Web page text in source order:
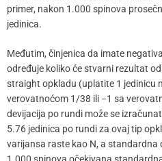
primer, nakon 1.000 spinova
jedinica.
Međutim, činjenica da imate
određuje koliko će stvarni rezultat
straight opkladu (uplatite 1 jedinicu
verovatnoćom 1/38 ili −1 sa
devijacija po rundi može se
5.76 jedinica po rundi za ovaj tip
varijansa raste kao N, a standardna
1.000 spinova očekivana